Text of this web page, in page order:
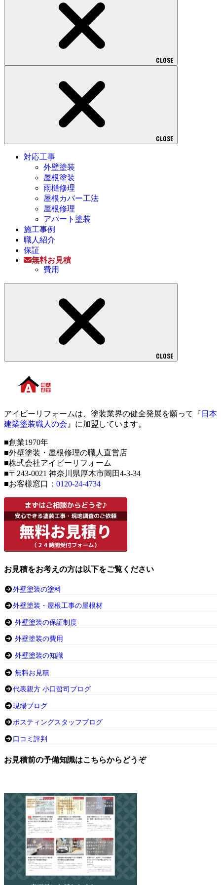
CLOSE
CLOSE
対応工事
外壁塗装
屋根塗装
雨樋修理
屋根カバー工法
屋根修理
アパート塗装
施工事例
職人紹介
保証
無料お見積
費用
CLOSE
アイビーリフォームは、塗装業界の健全発展を願って『 日本
建築塗装職人の会 』に加盟しています。
■創業1970年
■外壁塗装・屋根修理の職人直営店
■株式会社アイビーリフォーム
■〒243-0021 神奈川県厚木市岡田4-3-34
■お客様窓口： 0120-24-4734
お見積をお考えの方は以下をご覧ください
外壁塗装の塗料
外壁塗装・屋根工事の屋根材
外壁塗装の保証制度
外壁塗装の費用
外壁塗装の知識
無料お見積
代表親方 小口哲司ブログ
現場ブログ
ポスティングスタッフブログ
口コミ評判
お見積前の予備知識はこちらからどうぞ